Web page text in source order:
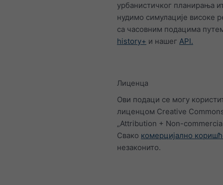
урбанистичког планирања
нудимо симулације високе
са часовним подацима
history+ и нашег API.
Лиценца
Ови подаци се могу
лиценцом Creative
„Attribution + Non-
Свако комерцијално
незаконито.